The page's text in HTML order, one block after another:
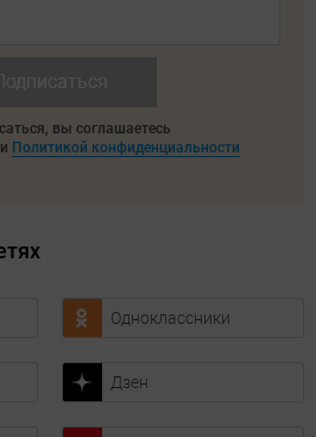
вы соглашаетесь
и Политикой конфиденциальности
Одноклассники
Дзен